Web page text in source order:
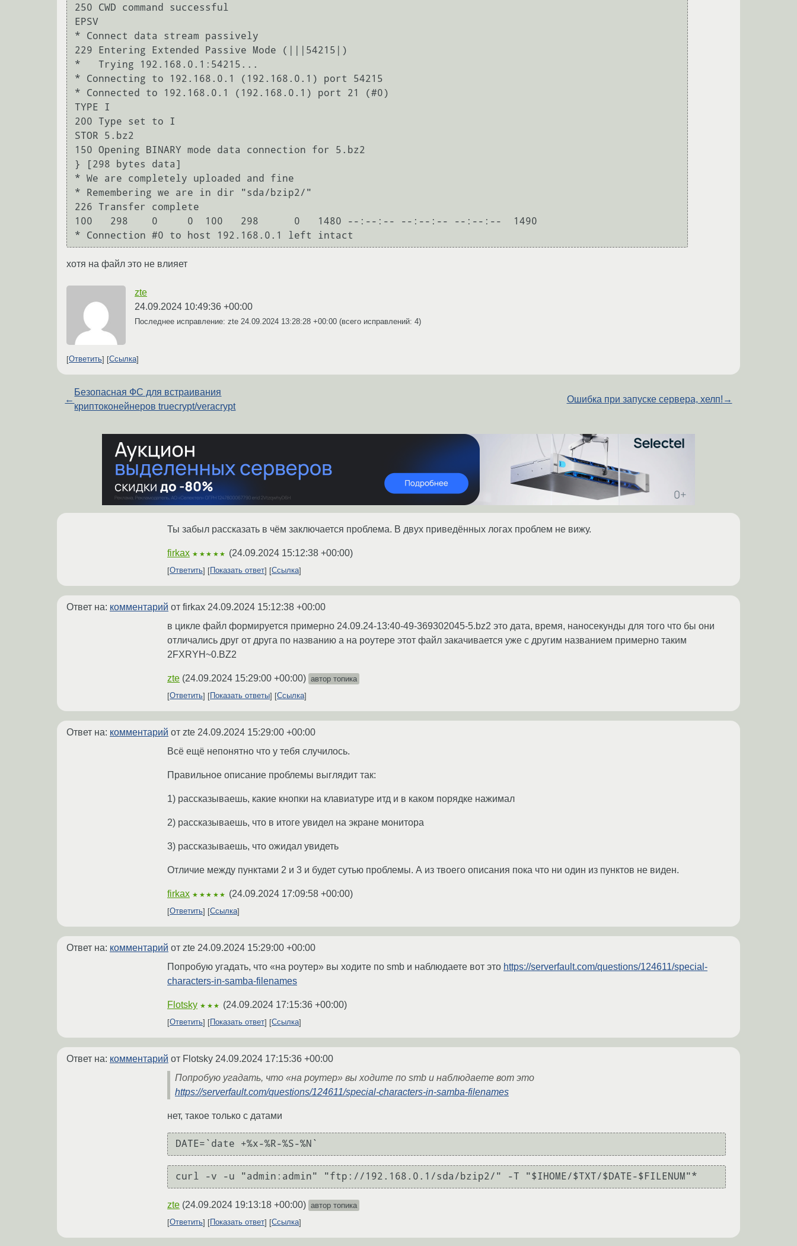
250 CWD command successful
EPSV
* Connect data stream passively
229 Entering Extended Passive Mode (|||54215|)
*   Trying 192.168.0.1:54215...
* Connecting to 192.168.0.1 (192.168.0.1) port 54215
* Connected to 192.168.0.1 (192.168.0.1) port 21 (#0)
TYPE I
200 Type set to I
STOR 5.bz2
150 Opening BINARY mode data connection for 5.bz2
} [298 bytes data]
* We are completely uploaded and fine
* Remembering we are in dir "sda/bzip2/"
226 Transfer complete
100   298    0     0  100   298      0   1480 --:--:-- --:--:-- --:--:--  1490
* Connection #0 to host 192.168.0.1 left intact
хотя на файл это не влияет
zte
24.09.2024 10:49:36 +00:00
Последнее исправление: zte 24.09.2024 13:28:28 +00:00 (всего исправлений: 4)
Ответить Ссылка
←
Безопасная ФС для встраивания
криптоконейнеров truecrypt/veracrypt
Ошибка при запуске сервера, хелп! →
Ты забыл рассказать в чём заключается проблема. В двух приведённых логах проблем не вижу.
firkax ★★★★★ (24.09.2024 15:12:38 +00:00)
Ответить Показать ответ Ссылка
Ответ на: комментарий от firkax 24.09.2024 15:12:38 +00:00
в цикле файл формируется примерно 24.09.24-13:40-49-369302045-5.bz2 это дата, время, наносекунды для того что бы они
отличались друг от друга по названию а на роутере этот файл закачивается уже с другим названием примерно таким
2FXRYH~0.BZ2
zte (24.09.2024 15:29:00 +00:00) автор топика
Ответить
Показать ответы Ссылка
Ответ на: комментарий от zte 24.09.2024 15:29:00 +00:00
Всё ещё непонятно что у тебя случилось.
Правильное описание проблемы выглядит так:
1) рассказываешь, какие кнопки на клавиатуре итд и в каком порядке нажимал
2) рассказываешь, что в итоге увидел на экране монитора
3) рассказываешь, что ожидал увидеть
Отличие между пунктами 2 и 3 и будет сутью проблемы. А из твоего описания пока что ни один из пунктов не виден.
firkax ★★★★★ (24.09.2024 17:09:58 +00:00)
Ответить Ссылка
Ответ на: комментарий от zte 24.09.2024 15:29:00 +00:00
Попробую угадать, что «на роутер» вы ходите по smb и наблюдаете вот это https://serverfault.com/questions/124611/special-
characters-in-samba-filenames
Flotsky ★★★ (24.09.2024 17:15:36 +00:00)
Ответить Показать ответ Ссылка
Ответ на: комментарий от Flotsky 24.09.2024 17:15:36 +00:00
Попробую угадать, что «на роутер» вы ходите по smb и наблюдаете вот это
https://serverfault.com/questions/124611/special-characters-in-samba-filenames
нет, такое только с датами
DATE=`date +%x-%R-%S-%N`
curl -v -u "admin:admin" "ftp://192.168.0.1/sda/bzip2/" -T "$IHOME/$TXT/$DATE-$FILENUM"*
zte (24.09.2024 19:13:18 +00:00) автор топика
Ответить
Показать ответ Ссылка